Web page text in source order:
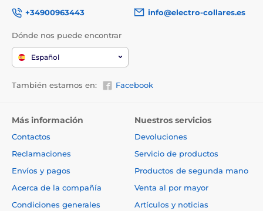
+34900963443
info@electro-collares.es
Dónde nos puede encontrar
Español
También estamos en: Facebook
Más información
Contactos
Reclamaciones
Envíos y pagos
Acerca de la compañía
Condiciones generales
Nuestros servicios
Devoluciones
Servicio de productos
Productos de segunda mano
Venta al por mayor
Artículos y noticias